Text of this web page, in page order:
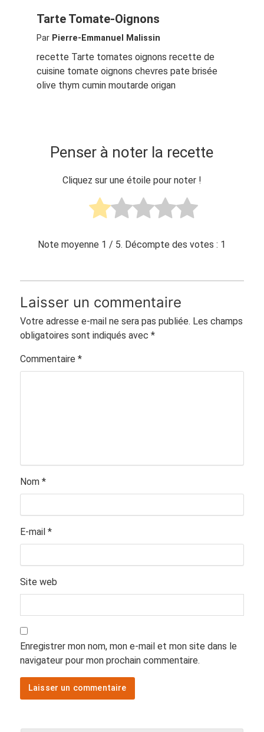
Tarte Tomate-Oignons
Par Pierre-Emmanuel Malissin
recette Tarte tomates oignons recette de
cuisine tomate oignons chevres pate brisée
olive thym cumin moutarde origan
Penser à noter la recette
Cliquez sur une étoile pour noter !
Note moyenne 1 / 5. Décompte des votes : 1
Laisser un commentaire
Votre adresse e-mail ne sera pas publiée. Les champs
obligatoires sont indiqués avec *
Commentaire *
Nom *
E-mail *
Site web
Enregistrer mon nom, mon e-mail et mon site dans le
navigateur pour mon prochain commentaire.